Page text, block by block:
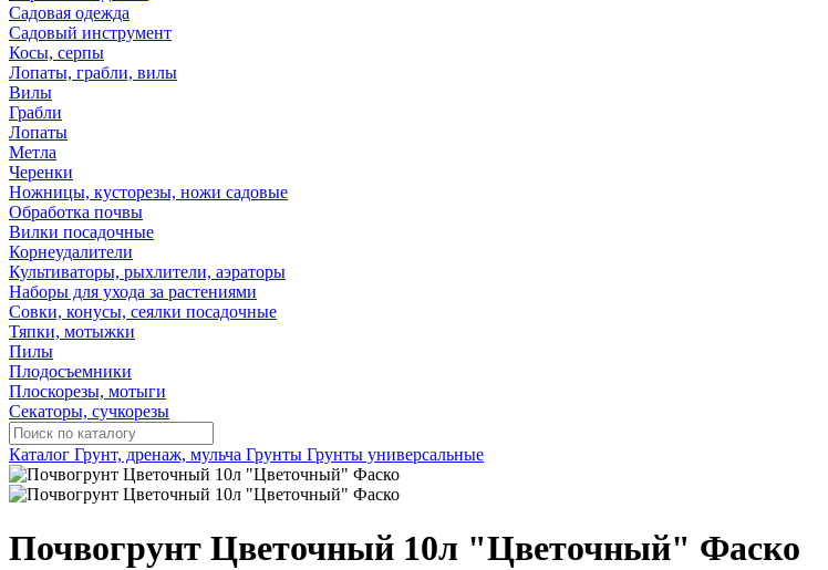
Садовая одежда
Садовый инструмент
Косы, серпы
Лопаты, грабли, вилы
Вилы
Грабли
Лопаты
Метла
Черенки
Ножницы, кусторезы, ножи садовые
Обработка почвы
Вилки посадочные
Корнеудалители
Культиваторы, рыхлители, аэраторы
Наборы для ухода за растениями
Совки, конусы, сеялки посадочные
Тяпки, мотыжки
Пилы
Плодосъемники
Плоскорезы, мотыги
Секаторы, сучкорезы
Каталог Грунт, дренаж, мульча Грунты Грунты универсальные
Почвогрунт Цветочный 10л "Цветочный" Фаско